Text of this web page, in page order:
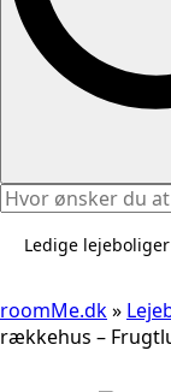
Ledige lejeboliger
roomMe.dk»
rækkehus –